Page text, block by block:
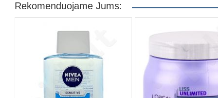
Rekomenduojame Jums: